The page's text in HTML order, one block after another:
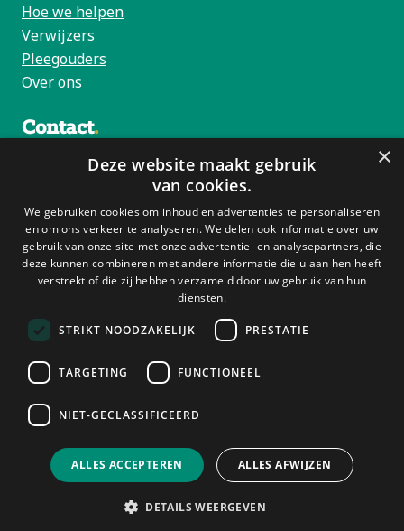
Hoe we helpen
Verwijzers
Pleegouders
Over ons
Contact
0412 – 46 53 00
info@oosterpoort.org
Hoofdkantoor Oss:
Kamperfoeliestraat 60, 5342 CX Oss
Kantoor Den Bosch:
Rompertsebaan 66, 5231GT Den Bosch
Keurmerken
© 2026 Oosterpoort
×
Deze website maakt gebruik
van cookies.
We gebruiken cookies om inhoud en advertenties te personaliseren
en om ons verkeer te analyseren. We delen ook informatie over uw
gebruik van onze site met onze advertentie- en analysepartners, die
deze kunnen combineren met andere informatie die u aan hen heeft
verstrekt of die zij hebben verzameld door uw gebruik van hun
diensten.
STRIKT NOODZAKELIJK PRESTATIE
TARGETING FUNCTIONEEL
NIET-GECLASSIFICEERD
ALLES ACCEPTEREN ALLES AFWIJZEN
DETAILS WEERGEVEN